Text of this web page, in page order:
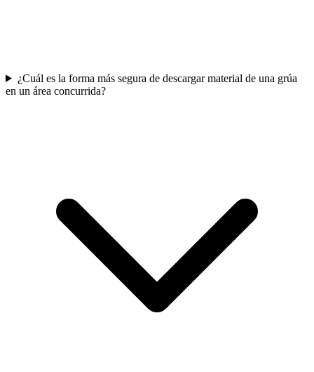
¿Cuál es la forma más segura de descargar material de una grúa
en un área concurrida?